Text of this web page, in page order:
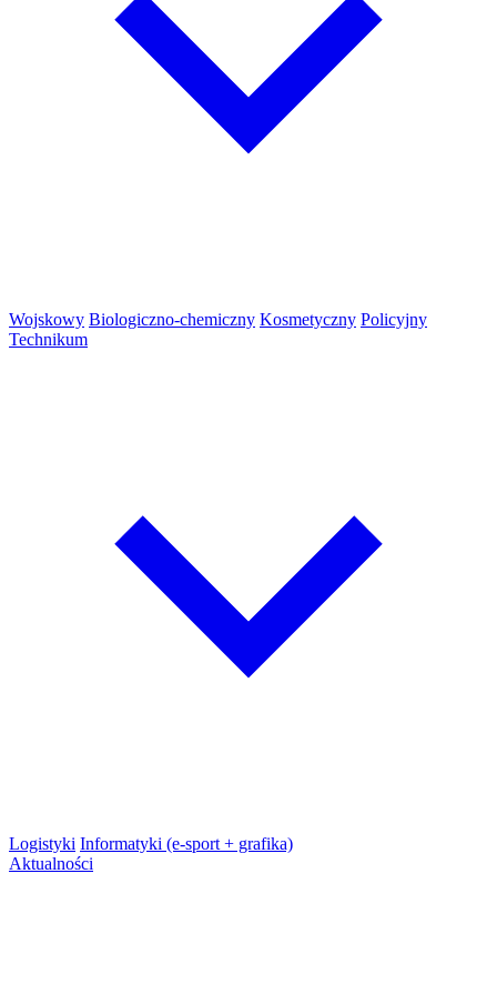
Wojskowy Biologiczno-chemiczny Kosmetyczny Policyjny
Technikum
Logistyki Informatyki (e-sport + grafika)
Aktualności